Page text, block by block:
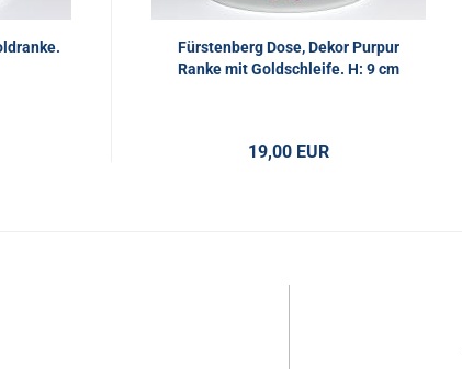
Fürstenberg Dose, Dekor Purpur
Ranke mit Goldschleife. H: 9 cm
19,00 EUR